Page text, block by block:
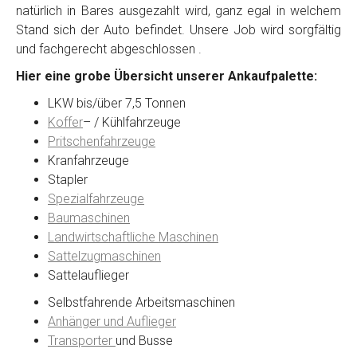
Kontaktformular
Marke*
Baujahr
Getriebe
Bekannte Schäden
Kilometerstand
natürlich in Bares ausgezahlt wird, ganz egal in welchem
Stand sich der Auto befindet. Unsere Job wird sorgfältig
und fachgerecht abgeschlossen .
Hier eine grobe Übersicht unserer Ankaufpalette:
LKW bis/über 7,5 Tonnen
Koffer– / Kühlfahrzeuge
Pritschenfahrzeuge
Kranfahrzeuge
Stapler
Spezialfahrzeuge
Baumaschinen
Landwirtschaftliche Maschinen
Sattelzugmaschinen
Sattelauflieger
Selbstfahrende Arbeitsmaschinen
Anhänger und Auflieger
Transporter und Busse